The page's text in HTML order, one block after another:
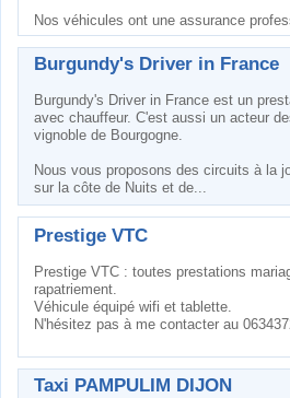
Nos véhicules ont une assurance
Burgundy's Driver in France
Burgundy's Driver in France est un
avec chauffeur. C'est aussi un acteur
vignoble de Bourgogne.
Nous vous proposons des circuits à la
sur la côte de Nuits et de...
Prestige VTC
Prestige VTC : toutes prestations
rapatriement.
Véhicule équipé wifi et tablette.
N'hésitez pas à me contacter au
Taxi PAMPULIM DIJON